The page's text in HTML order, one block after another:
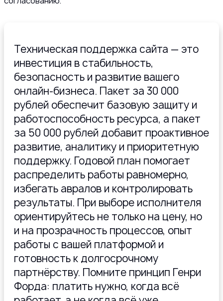
Техническая поддержка сайта — это
инвестиция в стабильность,
безопасность и развитие вашего
онлайн-бизнеса. Пакет за 30 000
рублей обеспечит базовую защиту и
работоспособность ресурса, а пакет
за 50 000 рублей добавит проактивное
развитие, аналитику и приоритетную
поддержку. Годовой план помогает
распределить работы равномерно,
избегать авралов и контролировать
результаты. При выборе исполнителя
ориентируйтесь не только на цену, но
и на прозрачность процессов, опыт
работы с вашей платформой и
готовность к долгосрочному
партнёрству. Помните принцип Генри
Форда: платить нужно, когда всё